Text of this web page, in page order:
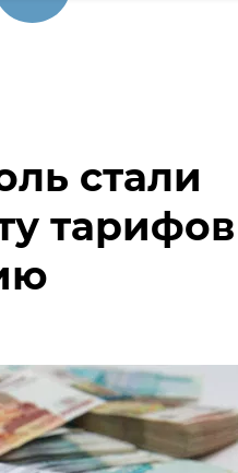
стали
тарифов